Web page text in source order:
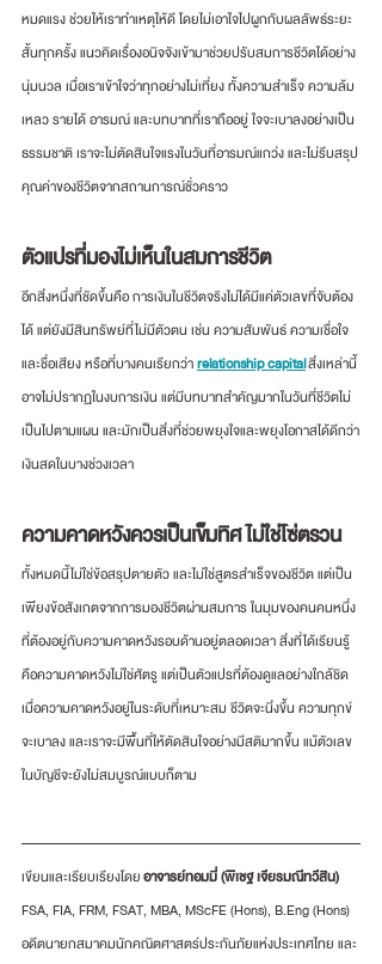
หมดแรง ช่วยให้เราทำเหตุให้ดี โดยไม่เอาใจไปผูกกับผลลัพธ์ระยะ
สั้นทุกครั้ง แนวคิดเรื่องอนิจจังเข้ามาช่วยปรับสมการชีวิตได้อย่าง
นุ่มนวล เมื่อเราเข้าใจว่าทุกอย่างไม่เที่ยง ทั้งความสำเร็จ ความล้ม
เหลว รายได้ อารมณ์ และบทบาทที่เราถืออยู่ ใจจะเบาลงอย่างเป็น
ธรรมชาติ เราจะไม่ตัดสินใจแรงในวันที่อารมณ์แกว่ง และไม่รีบสรุป
คุณค่าของชีวิตจากสถานการณ์ชั่วคราว
ตัวแปรที่มองไม่เห็นในสมการชีวิต
อีกสิ่งหนึ่งที่ชัดขึ้นคือ การเงินในชีวิตจริงไม่ได้มีแค่ตัวเลขที่จับต้อง
ได้ แต่ยังมีสินทรัพย์ที่ไม่มีตัวตน เช่น ความสัมพันธ์ ความเชื่อใจ
และชื่อเสียง หรือที่บางคนเรียกว่า relationship capitalสิ่งเหล่านี้
อาจไม่ปรากฏในงบการเงิน แต่มีบทบาทสำคัญมากในวันที่ชีวิตไม่
เป็นไปตามแผน และมักเป็นสิ่งที่ช่วยพยุงใจและพยุงโอกาสได้ดีกว่า
เงินสดในบางช่วงเวลา
ความคาดหวังควรเป็นเข็มทิศ ไม่ใช่โซ่ตรวน
ทั้งหมดนี้ไม่ใช่ข้อสรุปตายตัว และไม่ใช่สูตรสำเร็จของชีวิต แต่เป็น
เพียงข้อสังเกตจากการมองชีวิตผ่านสมการ ในมุมของคนคนหนึ่ง
ที่ต้องอยู่กับความคาดหวังรอบด้านอยู่ตลอดเวลา สิ่งที่ได้เรียนรู้
คือความคาดหวังไม่ใช่ศัตรู แต่เป็นตัวแปรที่ต้องดูแลอย่างใกล้ชิด
เมื่อความคาดหวังอยู่ในระดับที่เหมาะสม ชีวิตจะนิ่งขึ้น ความทุกข์
จะเบาลง และเราจะมีพื้นที่ให้ตัดสินใจอย่างมีสติมากขึ้น แม้ตัวเลข
ในบัญชีจะยังไม่สมบูรณ์แบบก็ตาม
เขียนและเรียบเรียงโดย อาจารย์ทอมมี่ (พิเชฐ เจียรมณีทวีสิน)
FSA, FIA, FRM, FSAT, MBA, MScFE (Hons), B.Eng (Hons)
อดีตนายกสมาคมนักคณิตศาสตร์ประกันภัยแห่งประเทศไทย และ